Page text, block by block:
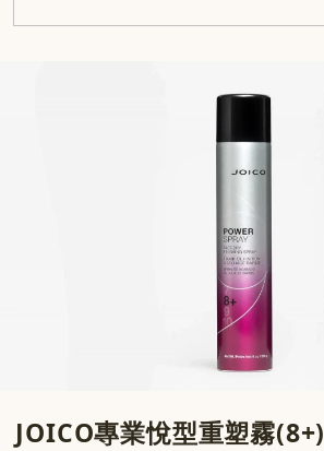
JOICO專業悅型重塑霧(8+)